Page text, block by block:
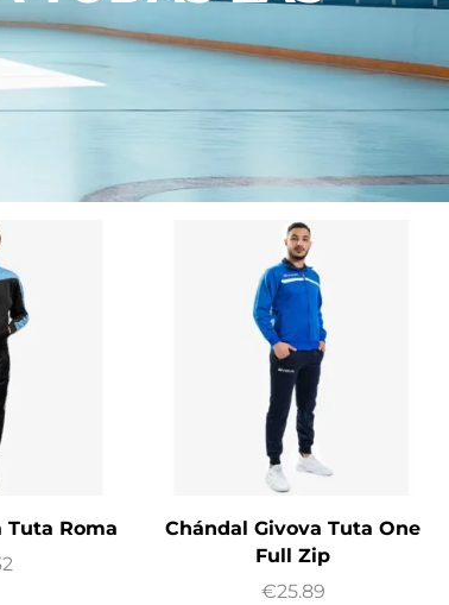
Tuta Roma
Chándal Givova Tuta One
Full Zip
€25.89